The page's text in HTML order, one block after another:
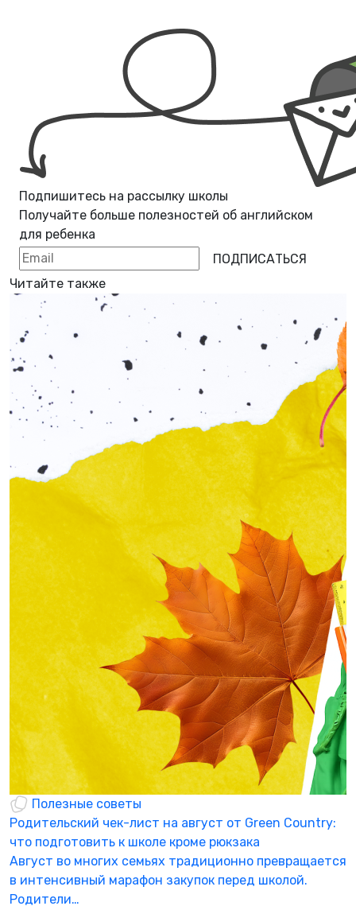
Подпишитесь на рассылку школы
Получайте больше полезностей об английском
для ребенка
ПОДПИСАТЬСЯ
Читайте также
Полезные советы
Родительский чек-лист на август от Green Country:
что подготовить к школе кроме рюкзака
Август во многих семьях традиционно превращается
в интенсивный марафон закупок перед школой.
Родители…